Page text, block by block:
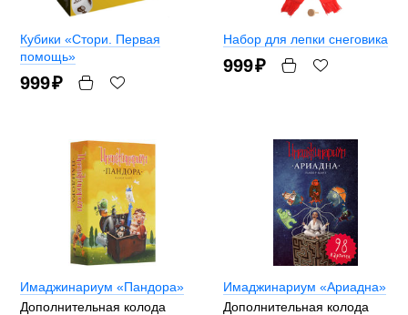
Кубики «Стори. Первая
помощь»
999₽
Набор для лепки снеговика
999₽
Имаджинариум «Пандора»
Дополнительная колода
Имаджинариум «Ариадна»
Дополнительная колода